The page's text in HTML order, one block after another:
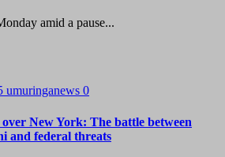
amid a pause...
umuringanews 0
New York: The battle between
and federal threats